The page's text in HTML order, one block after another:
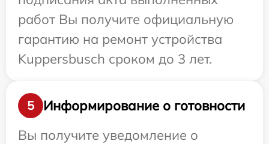
работ Вы получите официальную
гарантию на ремонт устройства
Kuppersbusch сроком до 3 лет.
5
Информирование о готовности
Вы получите уведомление о